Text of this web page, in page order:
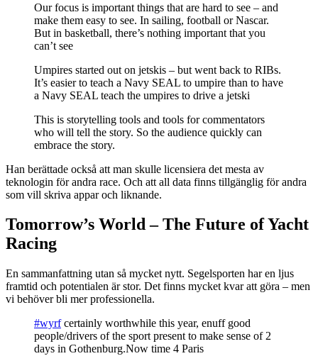
Our focus is important things that are hard to see – and
make them easy to see. In sailing, football or Nascar.
But in basketball, there’s nothing important that you
can’t see
Umpires started out on jetskis – but went back to RIBs.
It’s easier to teach a Navy SEAL to umpire than to have
a Navy SEAL teach the umpires to drive a jetski
This is storytelling tools and tools for commentators
who will tell the story. So the audience quickly can
embrace the story.
Han berättade också att man skulle licensiera det mesta av
teknologin för andra race. Och att all data finns tillgänglig för andra
som vill skriva appar och liknande.
Tomorrow’s World – The Future of Yacht
Racing
En sammanfattning utan så mycket nytt. Segelsporten har en ljus
framtid och potentialen är stor. Det finns mycket kvar att göra – men
vi behöver bli mer professionella.
#wyrfcertainly worthwhile this year, enuff good
people/drivers of the sport present to make sense of 2
days in Gothenburg.Now time 4 Paris